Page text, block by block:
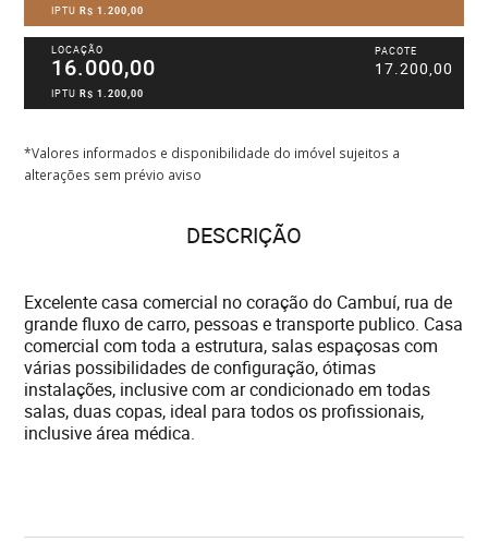
IPTUR$ 1.200,00
LOCAÇÃO
16.000,00
PACOTE
17.200,00
IPTUR$ 1.200,00
*Valores informados e disponibilidade do imóvel sujeitos a
alterações sem prévio aviso
DESCRIÇÃO
Excelente casa comercial no coração do Cambuí, rua de
grande fluxo de carro, pessoas e transporte publico. Casa
comercial com toda a estrutura, salas espaçosas com
várias possibilidades de configuração, ótimas
instalações, inclusive com ar condicionado em todas
salas, duas copas, ideal para todos os profissionais,
inclusive área médica.